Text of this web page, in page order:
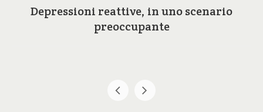
Depressioni reattive, in uno scenario
preoccupante